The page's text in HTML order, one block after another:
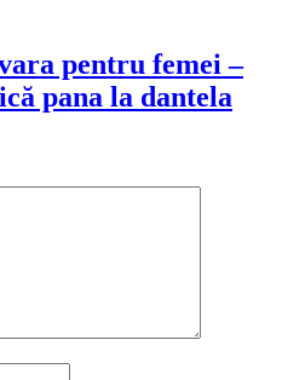
pentru femei –
pana la dantela